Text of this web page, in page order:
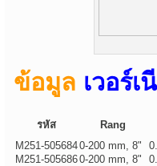
ข้อมูล เวอร์
รหัส
Rang
M251-5056840-200 mm, 8"
M251-5056860-200 mm, 8"